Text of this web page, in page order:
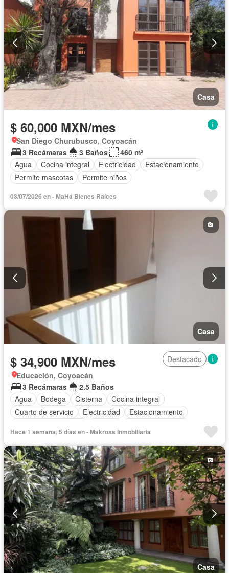
Casa
$ 60,000 MXN/mes
San Diego Churubusco, Coyoacán
3 Recámaras
3 Baños
460 m²
Agua
Cocina integral Electricidad
Estacionamiento
Permite mascotas
Permite niños
03/07/2026 en - MaHá Bienes Raíces
Casa
$ 34,900 MXN/mes
Destacado
Educación, Coyoacán
3 Recámaras
2.5 Baños
Agua
Bodega Cisterna
Cocina integral
Cuarto de servicio
Electricidad
Estacionamiento
Permite niños
Sin amueblar
Hace 1 semana, 5 días en - Makross Inmobiliaria
Casa